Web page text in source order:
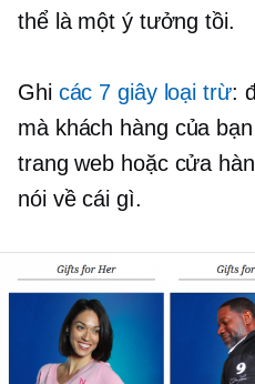
thể là một ý tưởng tồi.
Ghi các 7 giâyloại trừ:
mà khách hàng của
trang web hoặc cửa
nói về cái gì.